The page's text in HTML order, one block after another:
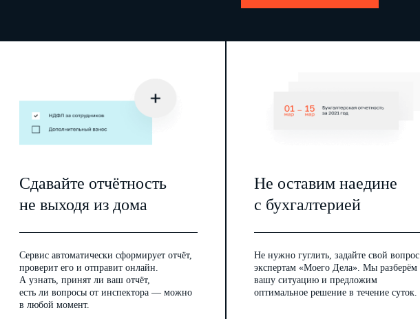
Сдавайте отчётность
не выходя из дома
Сервис автоматически сформирует отчёт,
проверит его и отправит онлайн.
А узнать, принят ли ваш отчёт,
есть ли вопросы от инспектора — можно
в любой момент.
Не оставим наедине
с бухгалтерией
Не нужно гуглить, задайте свой вопрос
экспертам «Моего Дела». Мы разберём
вашу ситуацию и предложим
оптимальное решение в течение суток.